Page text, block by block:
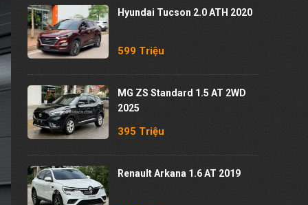
Hyundai Tucson 2.0 ATH 2020
599 Triệu
MG ZS Standard 1.5 AT 2WD
2025
395 Triệu
Renault Arkana 1.6 AT 2019